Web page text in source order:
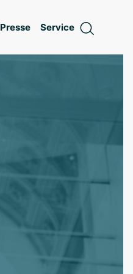
Presse Service